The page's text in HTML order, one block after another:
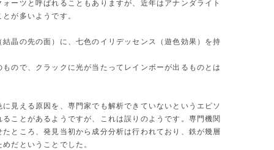
ォーツと呼ばれることもありますが、近年はアナンダライト
が多いようです。
結晶の先の面）に、七色のイリデッセンス（遊色効果）を持
もので、クラックに光が当たってレインボーが出るものとは
に見える原因を、専門家でも解析できていないというエピソ
ることがあるようですが、これは誤りのようです。専門機関
たところ、発見当初から成分分析は行われており、鉄が幾層
だということでした。